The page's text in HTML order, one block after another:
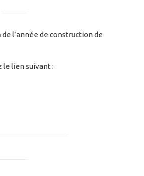
l’année de construction de
le lien suivant :